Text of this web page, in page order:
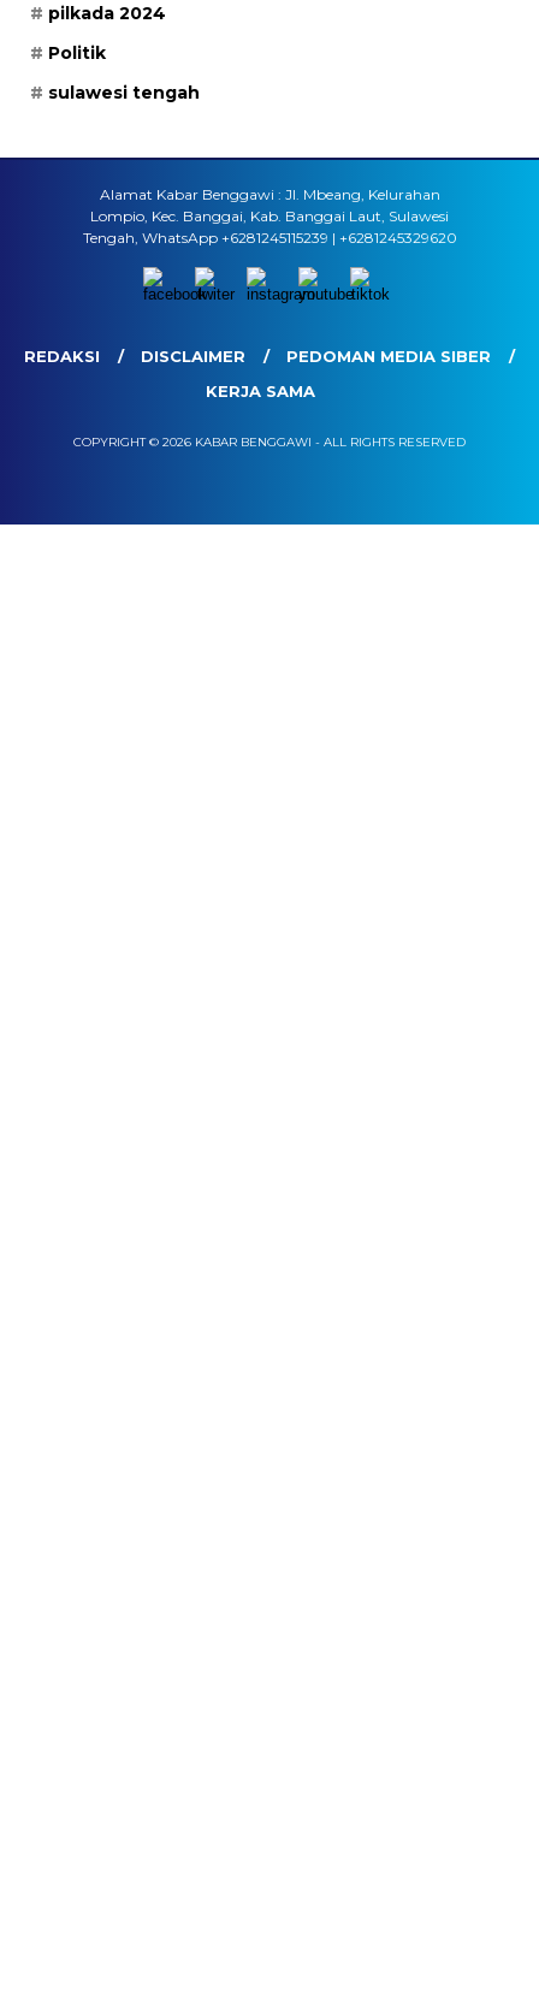
pilkada 2024
Politik
sulawesi tengah
Alamat Kabar Benggawi : Jl. Mbeang, Kelurahan
Lompio, Kec. Banggai, Kab. Banggai Laut, Sulawesi
Tengah, WhatsApp +6281245115239 | +6281245329620
REDAKSI DISCLAIMER
PEDOMAN MEDIA SIBER
KERJA SAMA
COPYRIGHT © 2026 KABAR BENGGAWI - ALL RIGHTS RESERVED